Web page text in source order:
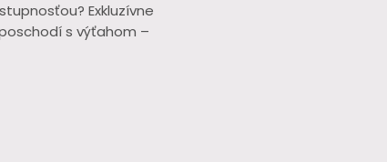
Exkluzívne
s výťahom –